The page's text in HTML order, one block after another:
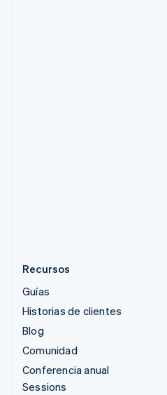
Recursos
Guías
Historias de clientes
Blog
Comunidad
Conferencia anual
Sessions